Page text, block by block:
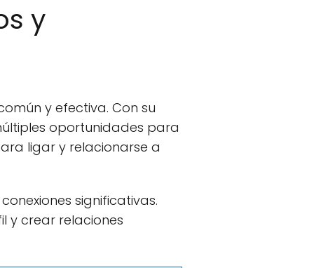
y
y efectiva. Con su
oportunidades para
ligar y relacionarse a
significativas.
y crear relaciones